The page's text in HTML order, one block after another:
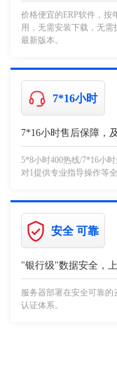
价格便宜的ERP软件，按
用，无需安装下载，无需
最新版本。
7*16小时
7*16小时售后保障，
5*8小时400热线/7*16小
对1提供专业指导操作等
安全 可靠
"银行级"数据安全，
服务器部署在安全可靠
认证体系。